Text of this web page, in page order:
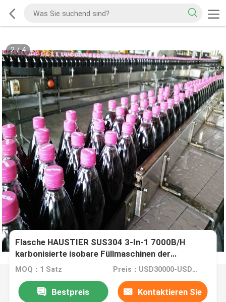
2/4
Flasche HAUSTIER SUS304 3-In-1 7000B/H
karbonisierte isobare Füllmaschinen der
Getränkfüllmaschine
MOQ：1 Satz Preis：USD30000-USD40000/set
Bestpreis Kontaktieren Sie